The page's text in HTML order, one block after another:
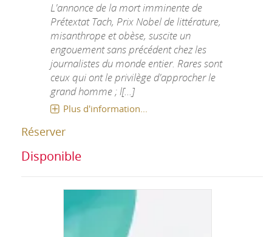
L'annonce de la mort imminente de
Prétextat Tach, Prix Nobel de littérature,
misanthrope et obèse, suscite un
engouement sans précédent chez les
journalistes du monde entier. Rares sont
ceux qui ont le privilège d'approcher le
grand homme ; l[...]
Plus d'information...
Réserver
Disponible